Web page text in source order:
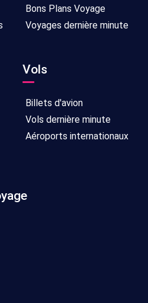
Bons Plans Voyage
Voyages dernière minute
Vols
Billets d'avion
Vols dernière minute
Aéroports internationaux